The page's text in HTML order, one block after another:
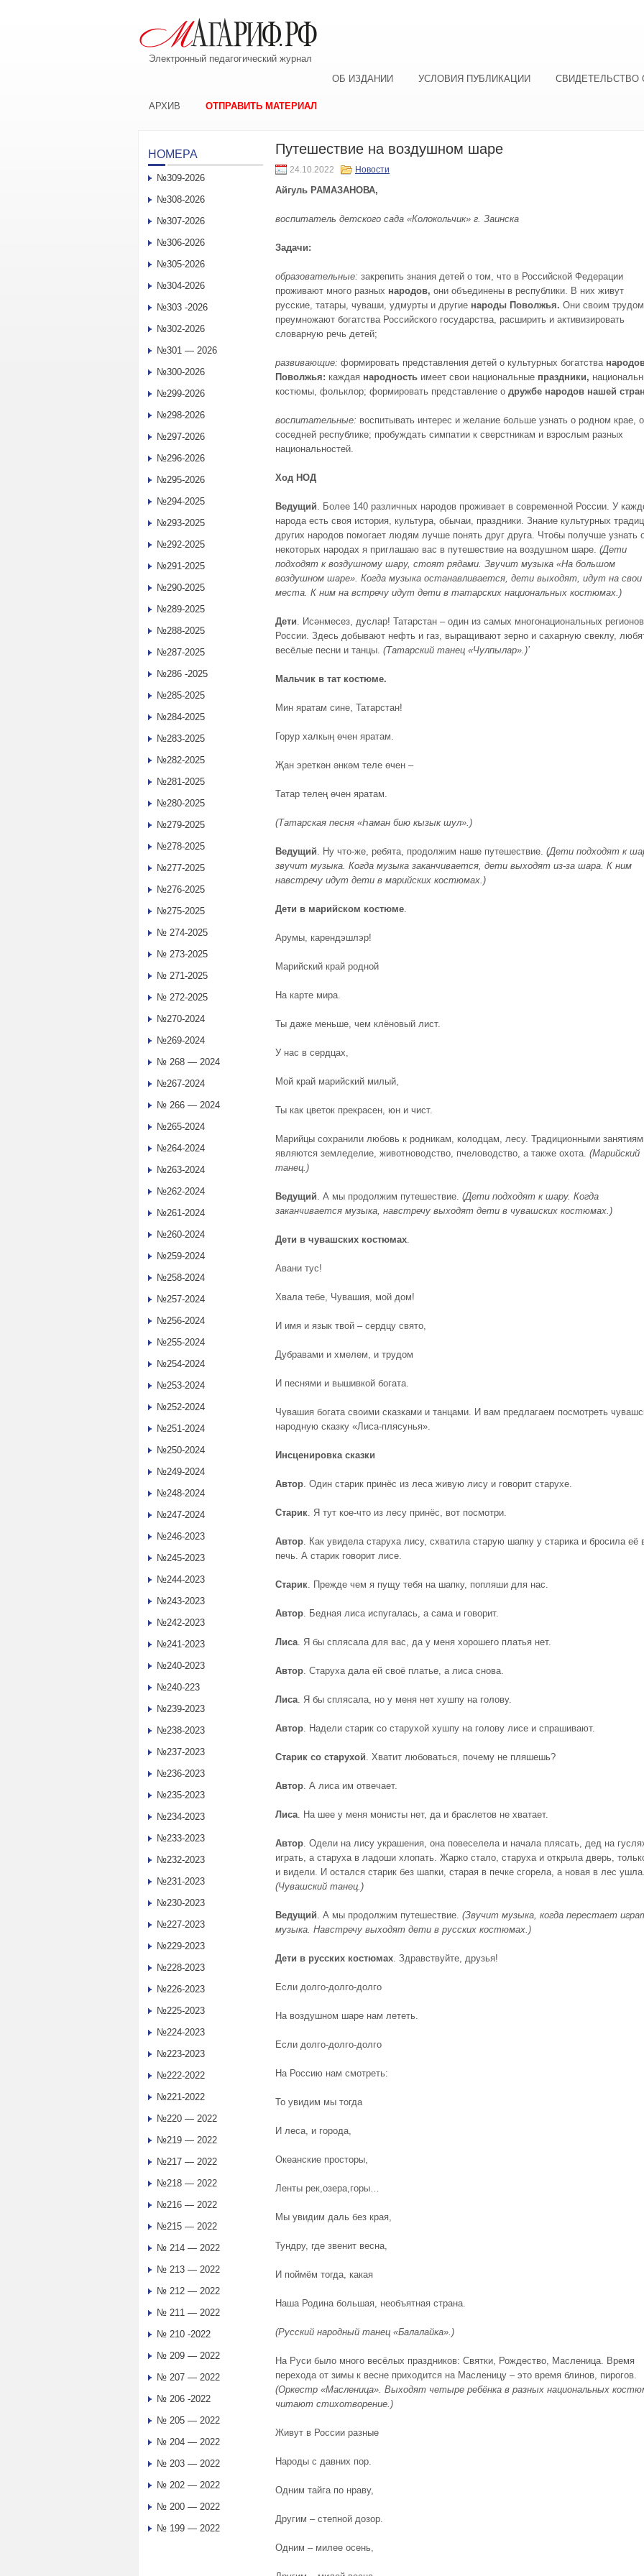
Электронный педагогический журнал
ОБ ИЗДАНИИ
УСЛОВИЯ ПУБЛИКАЦИИ СВИДЕТЕЛЬСТВО
АРХИВ ОТПРАВИТЬ МАТЕРИАЛ
Путешествие на воздушном шаре
24.10.2022 Новости
Айгуль РАМАЗАНОВА,
воспитатель детского сада «Колокольчик» г. Заинска
Задачи:
образовательные: закрепить знания детей о том, что в Российской Федерации
проживают много разных народов, они объединены в республики. В них живут
русские, татары, чуваши, удмурты и другие народы Поволжья. Они своим трудом
преумножают богатства Российского государства, расширить и активизировать
словарную речь детей;
развивающие: формировать представления детей о культурных богатства
Поволжья: каждая народность имеет свои национальные праздники,
костюмы, фольклор; формировать представление о дружбе народов нашей
воспитательные: воспитывать интерес и желание больше узнать о родном крае, о
соседней республике; пробуждать симпатии к сверстникам и взрослым разных
национальностей.
Ход НОД
Ведущий. Более 140 различных народов проживает в современной России. У
народа есть своя история, культура, обычаи, праздники. Знание культурных
других народов помогает людям лучше понять друг друга. Чтобы получше узнать
некоторых народах я приглашаю вас в путешествие на воздушном шаре. (Дети
подходят к воздушному шару, стоят рядами. Звучит музыка «На большом
воздушном шаре». Когда музыка останавливается, дети выходят, идут на свои
места. К ним на встречу идут дети в татарских национальных костюмах.)
Дети. Исәнмесез, дуслар! Татарстан – один из самых многонациональных регионов
России. Здесь добывают нефть и газ, выращивают зерно и сахарную свеклу,
весёлые песни и танцы. (Татарский танец «Чулпылар».)’
Мальчик в тат костюме.
Мин яратам сине, Татарстан!
Горур халкың өчен яратам.
Җан эреткән әнкәм теле өчен –
Татар телең өчен яратам.
(Татарская песня «Һаман бию кызык шул».)
Ведущий. Ну что-же, ребята, продолжим наше путешествие. (Дети подходят к
звучит музыка. Когда музыка заканчивается, дети выходят из-за шара. К ним
навстречу идут дети в марийских костюмах.)
Дети в марийском костюме.
Арумы, карендэшлэр!
Марийский край родной
На карте мира.
Ты даже меньше, чем клёновый лист.
У нас в сердцах,
Мой край марийский милый,
Ты как цветок прекрасен, юн и чист.
Марийцы сохранили любовь к родникам, колодцам, лесу. Традиционными
являются земледелие, животноводство, пчеловодство, а также охота. (Марийский
танец.)
Ведущий. А мы продолжим путешествие. (Дети подходят к шару. Когда
заканчивается музыка, навстречу выходят дети в чувашских костюмах.)
Дети в чувашских костюмах.
Авани тус!
Хвала тебе, Чувашия, мой дом!
И имя и язык твой – сердцу свято,
Дубравами и хмелем, и трудом
И песнями и вышивкой богата.
Чувашия богата своими сказками и танцами. И вам предлагаем посмотреть
народную сказку «Лиса-плясунья».
Инсценировка сказки
Автор. Один старик принёс из леса живую лису и говорит старухе.
Старик. Я тут кое-что из лесу принёс, вот посмотри.
Автор. Как увидела старуха лису, схватила старую шапку у старика и бросила её
печь. А старик говорит лисе.
Старик. Прежде чем я пущу тебя на шапку, попляши для нас.
Автор. Бедная лиса испугалась, а сама и говорит.
Лиса. Я бы сплясала для вас, да у меня хорошего платья нет.
Автор. Старуха дала ей своё платье, а лиса снова.
Лиса. Я бы сплясала, но у меня нет хушпу на голову.
Автор. Надели старик со старухой хушпу на голову лисе и спрашивают.
Старик со старухой. Хватит любоваться, почему не пляшешь?
Автор. А лиса им отвечает.
Лиса. На шее у меня монисты нет, да и браслетов не хватает.
Автор. Одели на лису украшения, она повеселела и начала плясать, дед на
играть, а старуха в ладоши хлопать. Жарко стало, старуха и открыла дверь,
и видели. И остался старик без шапки, старая в печке сгорела, а новая в лес
(Чувашский танец.)
Ведущий. А мы продолжим путешествие. (Звучит музыка, когда перестает
музыка. Навстречу выходят дети в русских костюмах.)
Дети в русских костюмах. Здравствуйте, друзья!
Если долго-долго-долго
На воздушном шаре нам лететь.
Если долго-долго-долго
На Россию нам смотреть:
То увидим мы тогда
И леса, и города,
Океанские просторы,
Ленты рек,озера,горы…
Мы увидим даль без края,
Тундру, где звенит весна,
И поймём тогда, какая
Наша Родина большая, необъятная страна.
(Русский народный танец «Балалайка».)
На Руси было много весёлых праздников: Святки, Рождество, Масленица. Время
перехода от зимы к весне приходится на Масленицу – это время блинов, пирогов.
(Оркестр «Масленица». Выходят четыре ребёнка в разных национальных
читают стихотворение.)
Живут в России разные
Народы с давних пор.
Одним тайга по нраву,
Другим – степной дозор.
Одним – милее осень,
НОМЕРА
№309-2026
№308-2026
№307-2026
№306-2026
№305-2026
№304-2026
№303 -2026
№302-2026
№301 — 2026
№300-2026
№299-2026
№298-2026
№297-2026
№296-2026
№295-2026
№294-2025
№293-2025
№292-2025
№291-2025
№290-2025
№289-2025
№288-2025
№287-2025
№286 -2025
№285-2025
№284-2025
№283-2025
№282-2025
№281-2025
№280-2025
№279-2025
№278-2025
№277-2025
№276-2025
№275-2025
№ 274-2025
№ 273-2025
№ 271-2025
№ 272-2025
№270-2024
№269-2024
№ 268 — 2024
№267-2024
№ 266 — 2024
№265-2024
№264-2024
№263-2024
№262-2024
№261-2024
№260-2024
№259-2024
№258-2024
№257-2024
№256-2024
№255-2024
№254-2024
№253-2024
№252-2024
№251-2024
№250-2024
№249-2024
№248-2024
№247-2024
№246-2023
№245-2023
№244-2023
№243-2023
№242-2023
№241-2023
№240-2023
№240-223
№239-2023
№238-2023
№237-2023
№236-2023
№235-2023
№234-2023
№233-2023
№232-2023
№231-2023
№230-2023
№227-2023
№229-2023
№228-2023
№226-2023
№225-2023
№224-2023
№223-2023
№222-2022
№221-2022
№220 — 2022
№219 — 2022
№217 — 2022
№218 — 2022
№216 — 2022
№215 — 2022
№ 214 — 2022
№ 213 — 2022
№ 212 — 2022
№ 211 — 2022
№ 210 -2022
№ 209 — 2022
№ 207 — 2022
№ 206 -2022
№ 205 — 2022
№ 204 — 2022
№ 203 — 2022
№ 202 — 2022
№ 200 — 2022
№ 199 — 2022